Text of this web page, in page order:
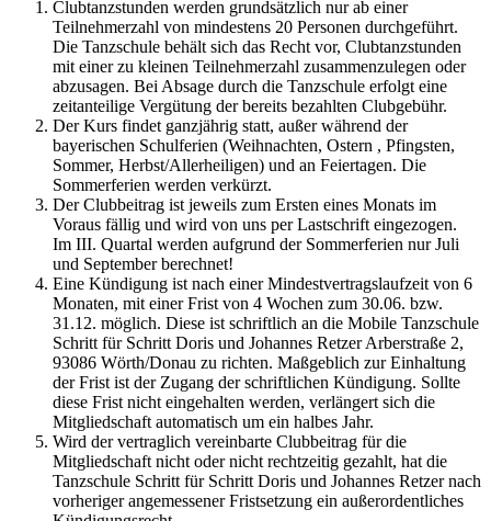
Clubtanzstunden werden grundsätzlich nur ab einer
Teilnehmerzahl von mindestens 20 Personen durchgeführt.
Die Tanzschule behält sich das Recht vor, Clubtanzstunden
mit einer zu kleinen Teilnehmerzahl zusammenzulegen oder
abzusagen. Bei Absage durch die Tanzschule erfolgt eine
zeitanteilige Vergütung der bereits bezahlten Clubgebühr.
Der Kurs findet ganzjährig statt, außer während der
bayerischen Schulferien (Weihnachten, Ostern , Pfingsten,
Sommer, Herbst/Allerheiligen) und an Feiertagen. Die
Sommerferien werden verkürzt.
Der Clubbeitrag ist jeweils zum Ersten eines Monats im
Voraus fällig und wird von uns per Lastschrift eingezogen.
Im III. Quartal werden aufgrund der Sommerferien nur Juli
und September berechnet!
Eine Kündigung ist nach einer Mindestvertragslaufzeit von 6
Monaten, mit einer Frist von 4 Wochen zum 30.06. bzw.
31.12. möglich. Diese ist schriftlich an die Mobile Tanzschule
Schritt für Schritt Doris und Johannes Retzer Arberstraße 2,
93086 Wörth/Donau zu richten. Maßgeblich zur Einhaltung
der Frist ist der Zugang der schriftlichen Kündigung. Sollte
diese Frist nicht eingehalten werden, verlängert sich die
Mitgliedschaft automatisch um ein halbes Jahr.
Wird der vertraglich vereinbarte Clubbeitrag für die
Mitgliedschaft nicht oder nicht rechtzeitig gezahlt, hat die
Tanzschule Schritt für Schritt Doris und Johannes Retzer nach
vorheriger angemessener Fristsetzung ein außerordentliches